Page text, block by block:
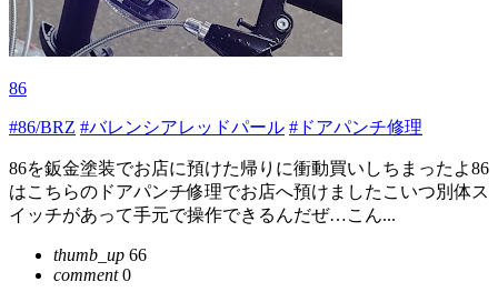
86
#86/BRZ #バレンシアレッドパール #ドアパンチ修理
86を鈑金塗装でお店に預けた帰りに衝動買いしちまったよ86
はこちらのドアパンチ修理でお店へ預けましたこいつ別体ス
イッチがあって手元で操作できるんだぜ…こん...
thumb_up 66
comment0